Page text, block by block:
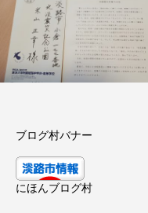
ブログ村バナー
にほんブログ村